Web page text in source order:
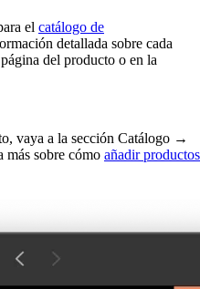
el catálogo de
detallada sobre cada
del producto o en la
vaya a la sección Catálogo →
más sobre cómo añadir productos